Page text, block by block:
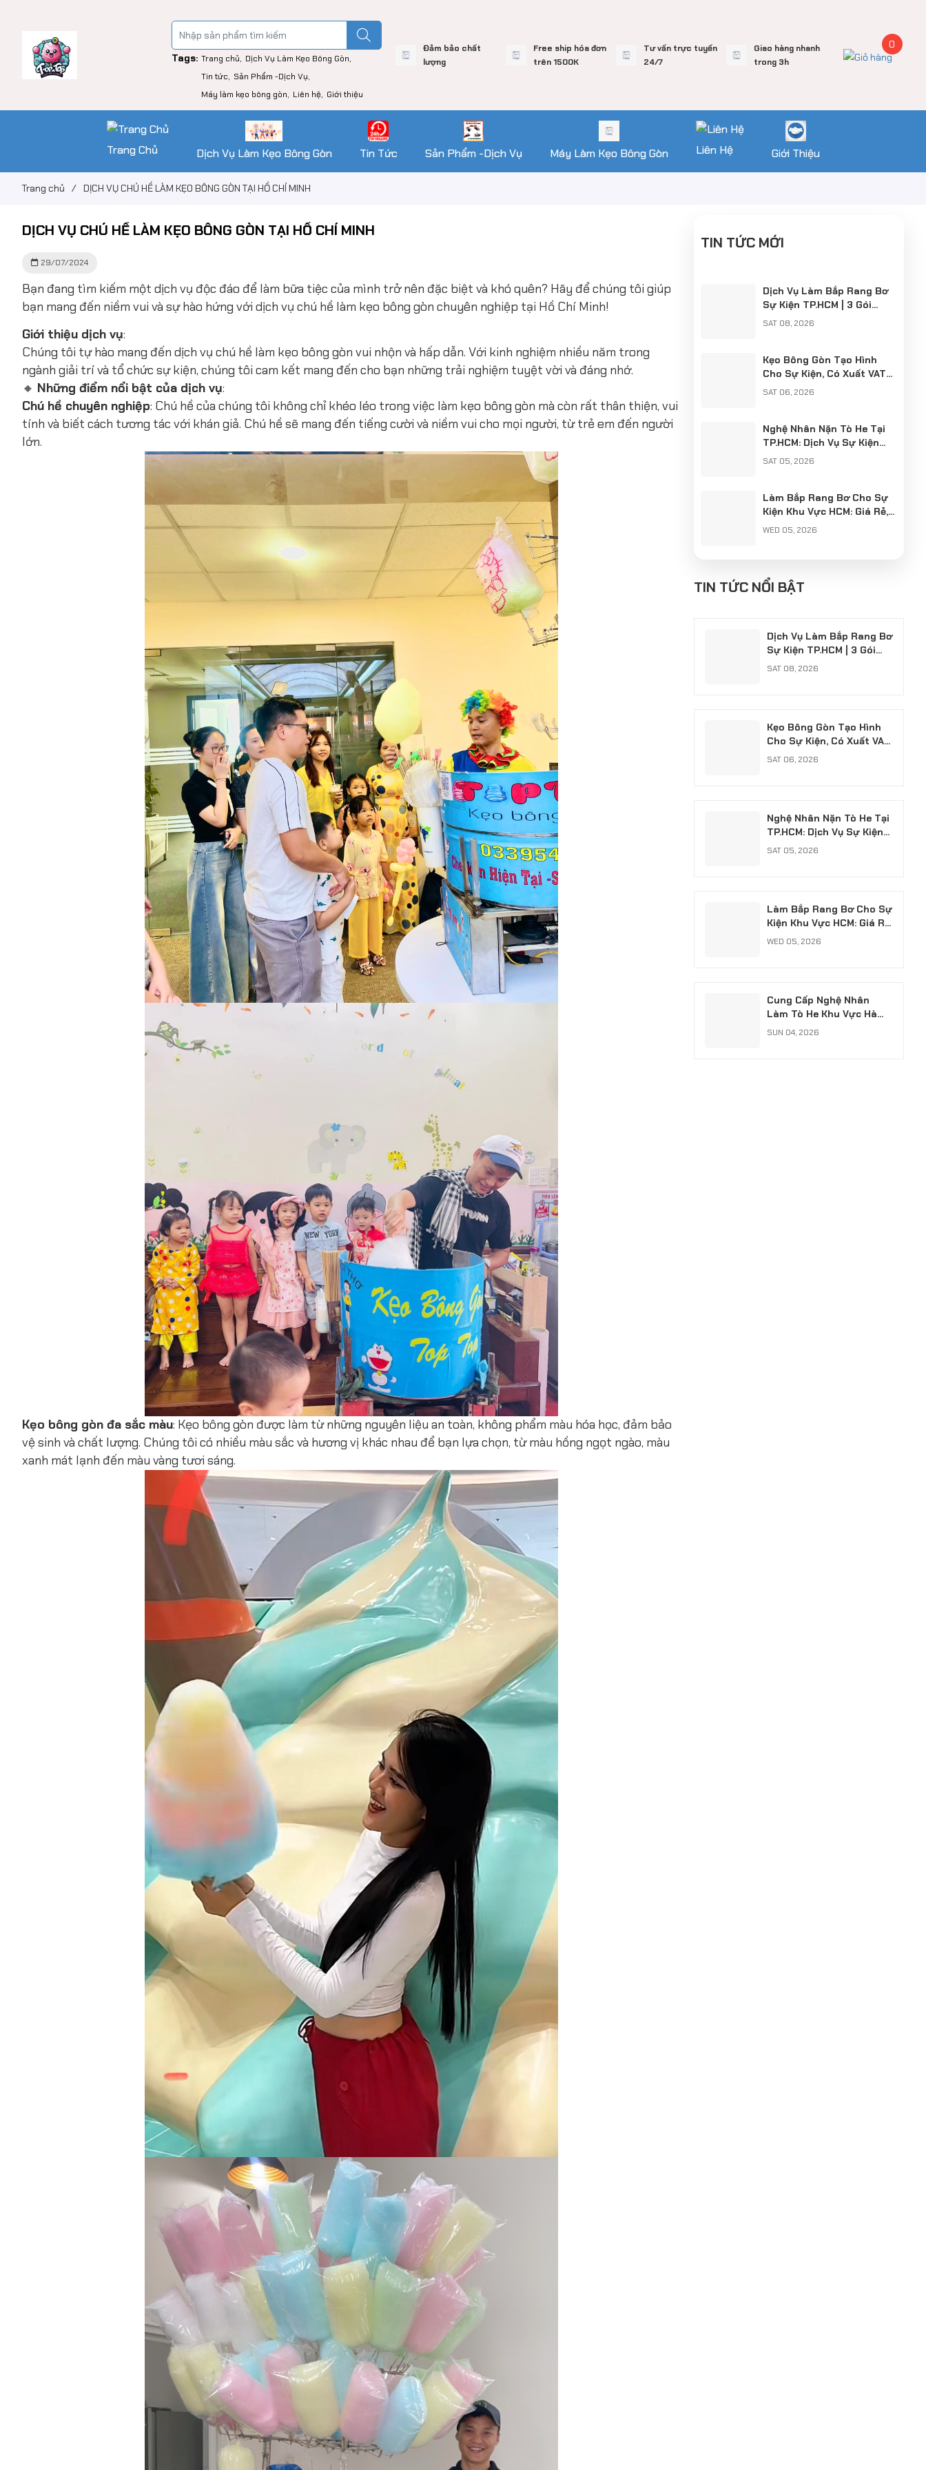
Tags: Trang chủ
Dịch Vụ Làm Kẹo Bông Gòn
Tin tức
Sản Phẩm -Dịch Vụ
Máy làm kẹo bông gòn
Liên hệ Giới thiệu
Đảm bảo chất
lượng
Free ship hóa đơn
trên 1500K
Tư vấn trực tuyến
24/7
Giao hàng nhanh
trong 3h
0
Trang Chủ Dịch Vụ Làm Kẹo Bông Gòn Tin Tức Sản Phẩm -Dịch Vụ Máy Làm Kẹo Bông Gòn Liên Hệ Giới Thiệu
Trang chủ / DỊCH VỤ CHÚ HỀ LÀM KẸO BÔNG GÒN TẠI HỒ CHÍ MINH
DỊCH VỤ CHÚ HỀ LÀM KẸO BÔNG GÒN TẠI HỒ CHÍ MINH
29/07/2024
Bạn đang tìm kiếm một dịch vụ độc đáo để làm bữa tiệc của mình trở nên đặc biệt và khó quên? Hãy để chúng tôi giúp
bạn mang đến niềm vui và sự hào hứng với dịch vụ chú hề làm kẹo bông gòn chuyên nghiệp tại Hồ Chí Minh!
Giới thiệu dịch vụ:
Chúng tôi tự hào mang đến dịch vụ chú hề làm kẹo bông gòn vui nhộn và hấp dẫn. Với kinh nghiệm nhiều năm trong
ngành giải trí và tổ chức sự kiện, chúng tôi cam kết mang đến cho bạn những trải nghiệm tuyệt vời và đáng nhớ.
🔸 Những điểm nổi bật của dịch vụ:
Chú hề chuyên nghiệp: Chú hề của chúng tôi không chỉ khéo léo trong việc làm kẹo bông gòn mà còn rất thân thiện, vui
tính và biết cách tương tác với khán giả. Chú hề sẽ mang đến tiếng cười và niềm vui cho mọi người, từ trẻ em đến người
lớn.
Kẹo bông gòn đa sắc màu: Kẹo bông gòn được làm từ những nguyên liệu an toàn, không phẩm màu hóa học, đảm bảo
vệ sinh và chất lượng. Chúng tôi có nhiều màu sắc và hương vị khác nhau để bạn lựa chọn, từ màu hồng ngọt ngào, màu
xanh mát lạnh đến màu vàng tươi sáng.
TIN TỨC MỚI
Dịch Vụ Làm Bắp Rang Bơ
Sự Kiện TP.HCM | 3 Gói
Chuyên Nghiệp
SAT 08, 2026
Kẹo Bông Gòn Tạo Hình
Cho Sự Kiện, Có Xuất VAT
Chuyên Nghiệp
SAT 06, 2026
Nghệ Nhân Nặn Tò He Tại
TP.HCM: Dịch Vụ Sự Kiện
Chuyên Nghiệp, Có VAT
SAT 05, 2026
Làm Bắp Rang Bơ Cho Sự
Kiện Khu Vực HCM: Giá Rẻ,
Chuyên Nghiệp, Có Xuất
WED 05, 2026
Tò He Khu Vực Hà Nội: Giữ
Hồn Nét Việt Cho Sự Kiện
TIN TỨC NỔI BẬT
Dịch Vụ Làm Bắp Rang Bơ
Sự Kiện TP.HCM | 3 Gói
Chuyên Nghiệp
SAT 08, 2026
Kẹo Bông Gòn Tạo Hình
Cho Sự Kiện, Có Xuất VAT
Chuyên Nghiệp
SAT 06, 2026
Nghệ Nhân Nặn Tò He Tại
TP.HCM: Dịch Vụ Sự Kiện
Chuyên Nghiệp, Có VAT
SAT 05, 2026
Làm Bắp Rang Bơ Cho Sự
Kiện Khu Vực HCM: Giá Rẻ,
Chuyên Nghiệp, Có Xuất
WED 05, 2026
Cung Cấp Nghệ Nhân
Làm Tò He Khu Vực Hà
Nội: Giữ Hồn Nét Việt Cho
SUN 04, 2026